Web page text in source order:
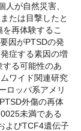
が自然災害、
たは目撃したと
再体験するこ
因がPTSDの発
症する素因の増
る可能性のあ
ワイド関連研究
ロッパ系アメリ
外傷の再体
未満である
よびTCF4遺伝子